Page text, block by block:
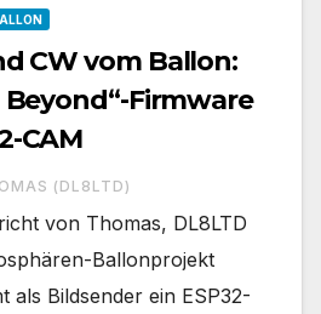
CW vom Ballon:
Beyond“-Firmware
CAM
(DL8LTD)
von Thomas, DL8LTD
Ballonprojekt
als Bildsender ein ESP32-